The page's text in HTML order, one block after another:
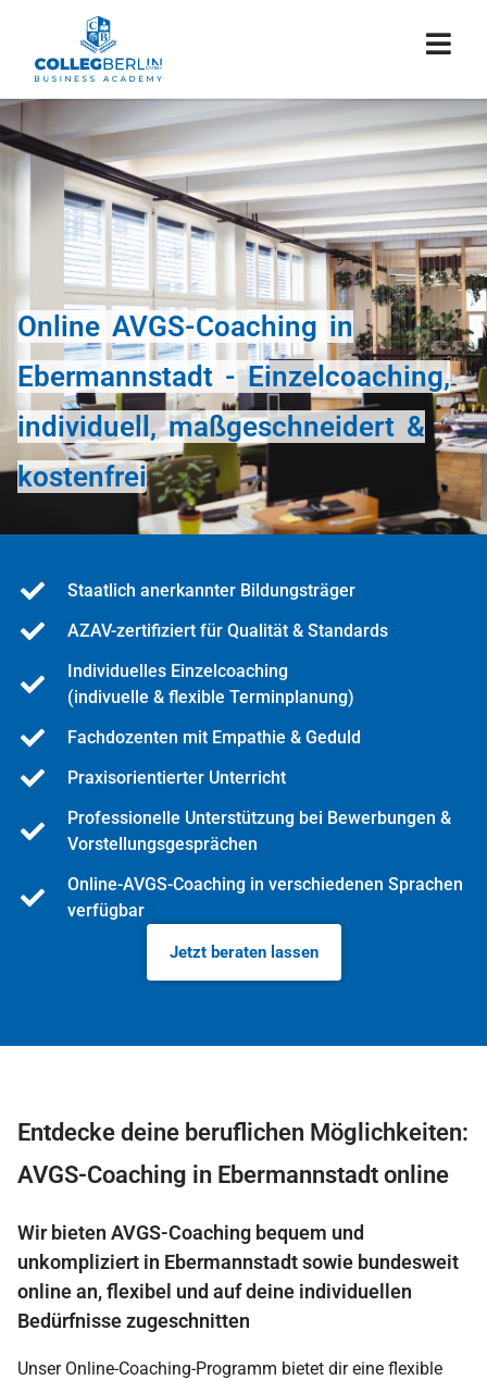
Online AVGS-Coaching in
Ebermannstadt - Einzelcoaching,
individuell, maßgeschneidert &
kostenfrei
Staatlich anerkannter Bildungsträger
AZAV-zertifiziert für Qualität & Standards
Individuelles Einzelcoaching
(indivuelle & flexible Terminplanung)
Fachdozenten mit Empathie & Geduld
Praxisorientierter Unterricht
Professionelle Unterstützung bei Bewerbungen &
Vorstellungsgesprächen
Online-AVGS-Coaching in verschiedenen Sprachen
verfügbar
Jetzt beraten lassen
Entdecke deine beruflichen Möglichkeiten:
AVGS-Coaching in Ebermannstadt online
Wir bieten AVGS-Coaching bequem und
unkompliziert in Ebermannstadt sowie bundesweit
online an, flexibel und auf deine individuellen
Bedürfnisse zugeschnitten
Unser Online-Coaching-Programm bietet dir eine flexible